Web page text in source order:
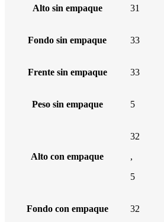
Alto sin empaque 31
Fondo sin empaque 33
Frente sin empaque 33
Peso sin empaque 5
Alto con empaque
32
,
5
Fondo con empaque 32